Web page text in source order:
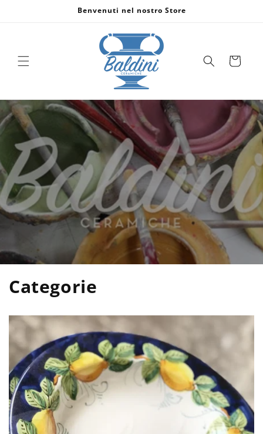
Benvenuti nel nostro Store
Carrello
Categorie